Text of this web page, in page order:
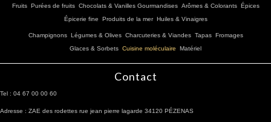
Fruits Purées de fruits Chocolats & Vanilles Gourmandises Arômes & Colorants Épices
Épicerie fine
Produits de la mer Huiles & Vinaigres
Champignons Légumes & Olives Charcuteries & Viandes Tapas Fromages
Glaces & Sorbets Cuisine moléculaire Matériel
Contact
Tel : 04 67 00 00 60
Adresse : ZAE des rodettes rue jean pierre lagarde 34120 PÉZENAS